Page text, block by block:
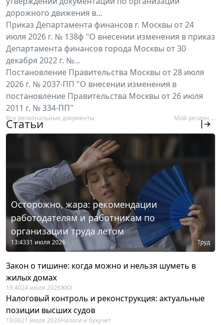
дорожного движения в...
Приказ Департамента финансов г. Москвы от 24
июля 2026 г. № 138ф "О внесении изменения в приказ
Департамента финансов города Москвы от 30
декабря 2022 г. №...
Постановление Правительства Москвы от 28 июля
2026 г. № 2037-ПП "О внесении изменения в
постановление Правительства Москвы от 26 июля
2011 г. № 334-ПП"
Все региональные документы Мой регион ...
Статьи
Осторожно, жара: рекомендации
работодателям и работникам по
организации труда летом
13:4331 июля 2026 Труд
Закон о тишине: когда можно и нельзя шуметь в
жилых домах
19:4024 июля 2026ЖКХ
Налоговый контроль и реконструкция: актуальные
позиции высших судов
19:0621 июля 2026Налоги и бухучет